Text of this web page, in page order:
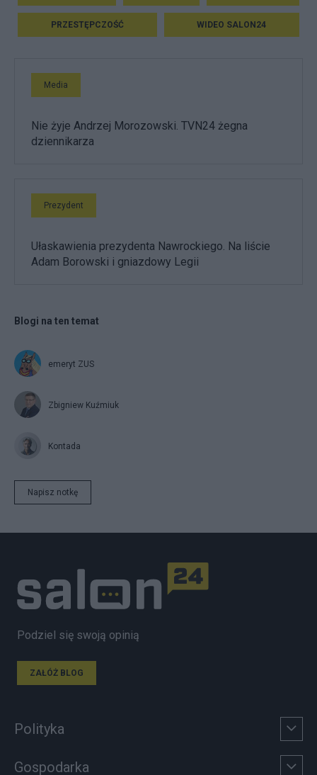
PRZESTĘPCZOŚĆ WIDEO SALON24
Media
Nie żyje Andrzej Morozowski. TVN24 żegna
dziennikarza
Prezydent
Ułaskawienia prezydenta Nawrockiego. Na liście
Adam Borowski i gniazdowy Legii
Blogi na ten temat
emeryt ZUS
Zbigniew Kuźmiuk
Kontada
Napisz notkę
Podziel się swoją opinią
ZAŁÓŻ BLOG
Polityka
Gospodarka